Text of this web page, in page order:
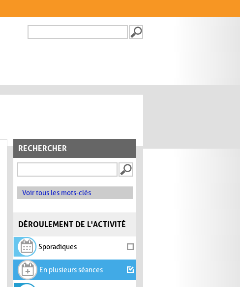
FORMULAIRE DE
RECHERCHER
Voir tous les mots-clés
DÉROULEMENT DE L'ACTIVITÉ
Sporadiques
En plusieurs séances